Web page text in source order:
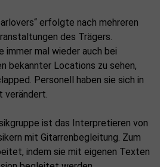
erfolgte nach mehreren
des Trägers.
immer mal wieder auch bei
bekannter Locations zu sehen,
Personell haben sie sich in
verändert.
ist das Interpretieren von
mit Gitarrenbegleitung. Zum
indem sie mit eigenen Texten